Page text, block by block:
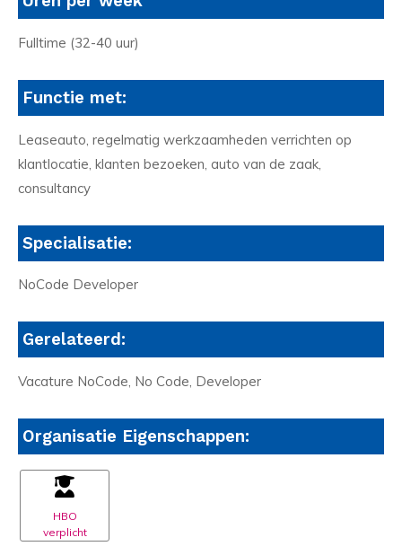
Fulltime (32-40 uur)
Functie met:
Leaseauto, regelmatig werkzaamheden verrichten op
klantlocatie, klanten bezoeken, auto van de zaak,
consultancy
Specialisatie:
NoCode Developer
Gerelateerd:
Vacature NoCode, No Code, Developer
Organisatie Eigenschappen:
HBO
verplicht